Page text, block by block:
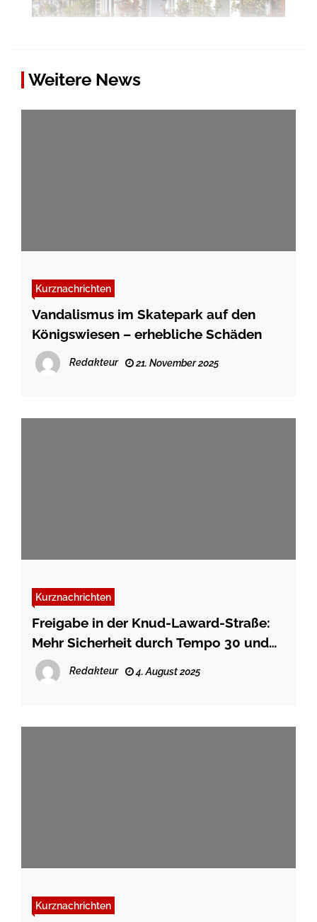
Weitere News
Kurznachrichten
Vandalismus im Skatepark auf den
Königswiesen – erhebliche Schäden
Redakteur 21. November 2025
Kurznachrichten
Freigabe in der Knud-Laward-Straße:
Mehr Sicherheit durch Tempo 30 und
barrierefreien Umbau
Redakteur 4. August 2025
Kurznachrichten